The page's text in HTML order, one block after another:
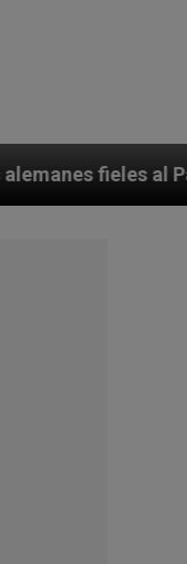
contestan a su